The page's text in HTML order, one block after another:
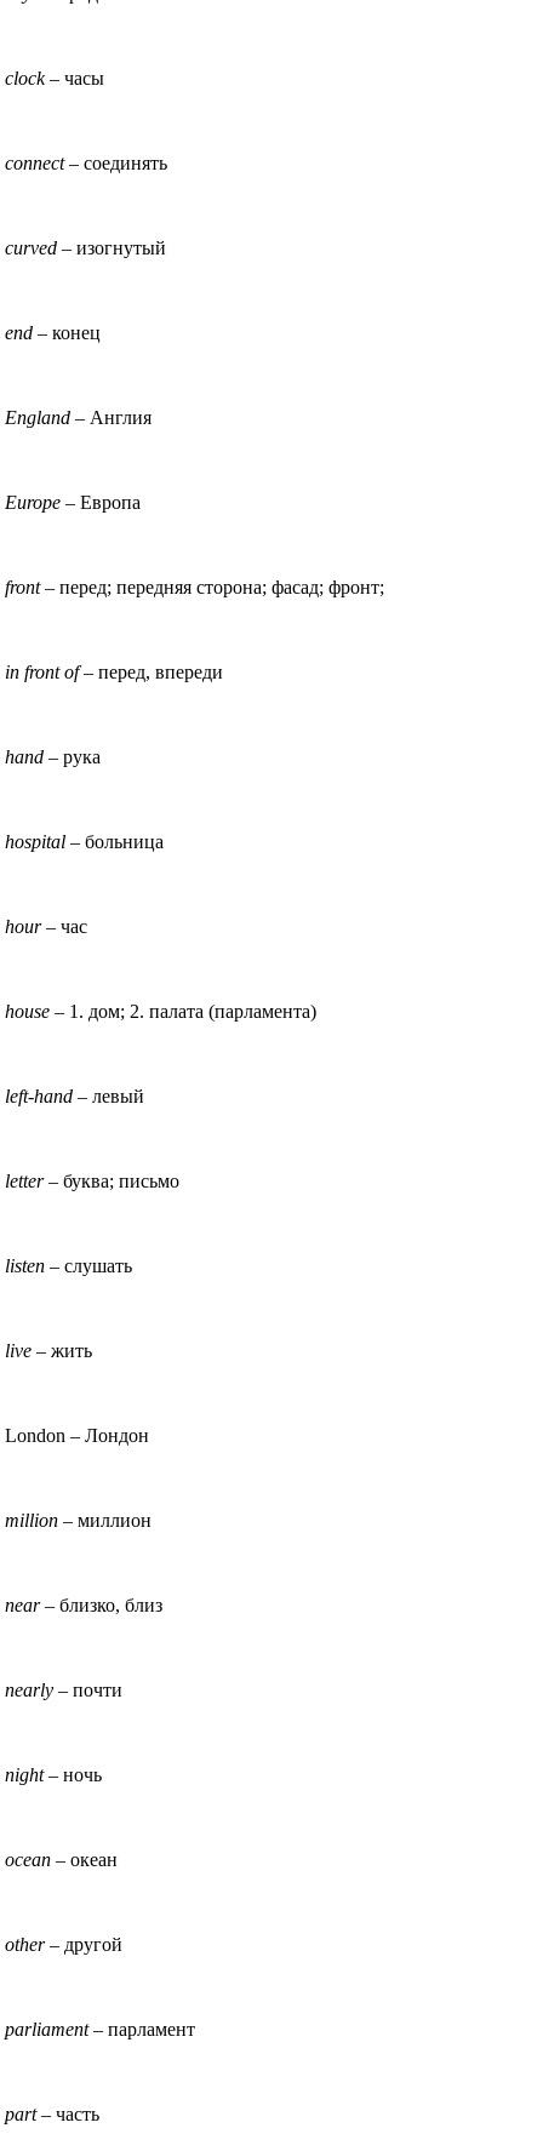
clock– часы
connect– соединять
curved – изогнутый
end – конец
England – Англия
Europe – Европа
front– перед; передняя сторона; фасад; фронт;
in front of– перед, впереди
hand – рука
hospital – больница
hour– час
house – 1. дом; 2. палата (парламента)
left-hand – левый
letter– буква; письмо
listen – слушать
live – жить
London – Лондон
million – миллион
near– близко, близ
nearly – почти
night –ночь
ocean –океан
other– другой
parliament– парламент
part– часть